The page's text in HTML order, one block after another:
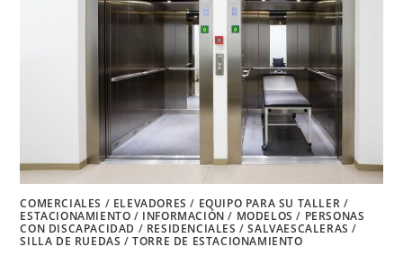
COMERCIALES / ELEVADORES / EQUIPO PARA SU TALLER /
ESTACIONAMIENTO / INFORMACIÓN / MODELOS / PERSONAS
CON DISCAPACIDAD / RESIDENCIALES /SALVAESCALERAS /
SILLA DE RUEDAS /TORRE DE ESTACIONAMIENTO